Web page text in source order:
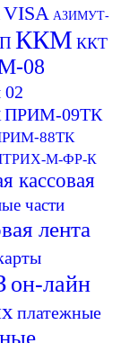
VISA АЗИМУТ-
ККМ ККТ
08
ПРИМ-09ТК
88ТК
М-ФР-К
кассовая
части
лента
он-лайн
платежные